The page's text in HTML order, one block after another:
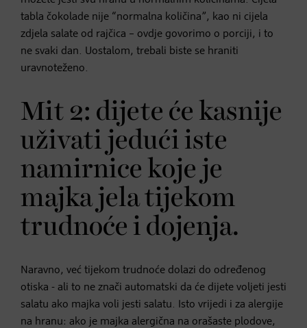
tabla čokolade nije “normalna količina”, kao ni cijela
zdjela salate od rajčica – ovdje govorimo o porciji, i to
ne svaki dan. Uostalom, trebali biste se hraniti
uravnoteženo.
Mit 2: dijete će kasnije
uživati jedući iste
namirnice koje je
majka jela tijekom
trudnoće i dojenja.
Naravno, već tijekom trudnoće dolazi do određenog
otiska - ali to ne znači automatski da će dijete voljeti jesti
salatu ako majka voli jesti salatu. Isto vrijedi i za alergije
na hranu: ako je majka alergična na orašaste plodove,